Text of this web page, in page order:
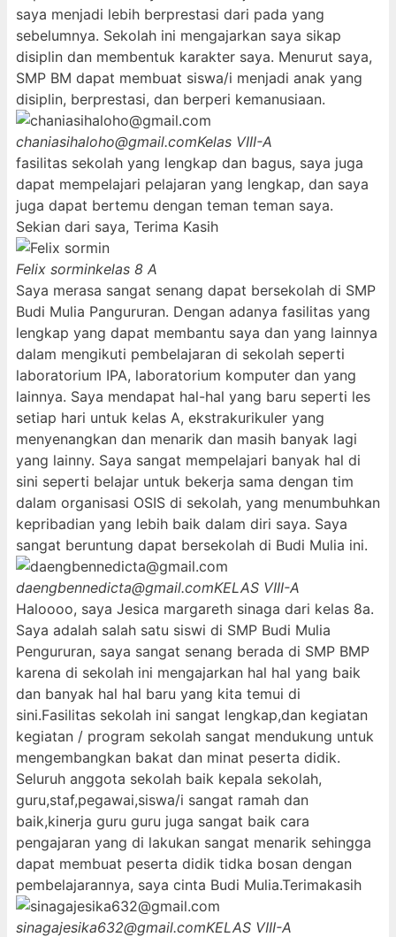
saya menjadi lebih berprestasi dari pada yang
sebelumnya. Sekolah ini mengajarkan saya sikap
disiplin dan membentuk karakter saya. Menurut saya,
SMP BM dapat membuat siswa/i menjadi anak yang
disiplin, berprestasi, dan berperi kemanusiaan.
chaniasihaloho@gmail.comKelas VIII-A
fasilitas sekolah yang lengkap dan bagus, saya juga
dapat mempelajari pelajaran yang lengkap, dan saya
juga dapat bertemu dengan teman teman saya.
Sekian dari saya, Terima Kasih
Felix sorminkelas 8 A
Saya merasa sangat senang dapat bersekolah di SMP
Budi Mulia Pangururan. Dengan adanya fasilitas yang
lengkap yang dapat membantu saya dan yang lainnya
dalam mengikuti pembelajaran di sekolah seperti
laboratorium IPA, laboratorium komputer dan yang
lainnya. Saya mendapat hal-hal yang baru seperti les
setiap hari untuk kelas A, ekstrakurikuler yang
menyenangkan dan menarik dan masih banyak lagi
yang lainny. Saya sangat mempelajari banyak hal di
sini seperti belajar untuk bekerja sama dengan tim
dalam organisasi OSIS di sekolah, yang menumbuhkan
kepribadian yang lebih baik dalam diri saya. Saya
sangat beruntung dapat bersekolah di Budi Mulia ini.
daengbennedicta@gmail.comKELAS VIII-A
Haloooo, saya Jesica margareth sinaga dari kelas 8a.
Saya adalah salah satu siswi di SMP Budi Mulia
Pengururan, saya sangat senang berada di SMP BMP
karena di sekolah ini mengajarkan hal hal yang baik
dan banyak hal hal baru yang kita temui di
sini.Fasilitas sekolah ini sangat lengkap,dan kegiatan
kegiatan / program sekolah sangat mendukung untuk
mengembangkan bakat dan minat peserta didik.
Seluruh anggota sekolah baik kepala sekolah,
guru,staf,pegawai,siswa/i sangat ramah dan
baik,kinerja guru guru juga sangat baik cara
pengajaran yang di lakukan sangat menarik sehingga
dapat membuat peserta didik tidka bosan dengan
pembelajarannya, saya cinta Budi Mulia.Terimakasih
sinagajesika632@gmail.comKELAS VIII-A